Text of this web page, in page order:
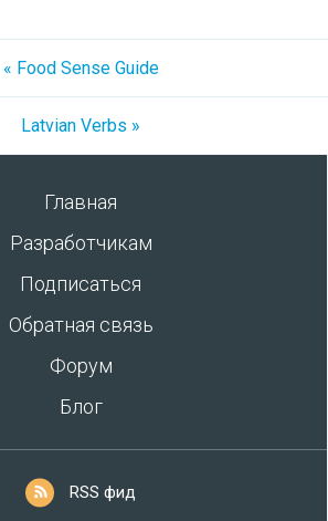
« Food Sense Guide
Latvian Verbs »
Главная
Разработчикам
Подписаться
Обратная связь
Форум
Блог
RSS фид